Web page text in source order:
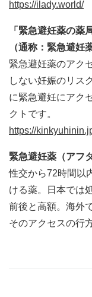
https://ilady.world/
「緊急避妊薬の薬
（通称：緊急避妊
緊急避妊薬のアク
しない妊娠のリス
に緊急避妊にアク
クトです。
https://
緊急避妊薬（アフ
性交から72時間以
ける薬。日本では
前後と高額。海外
そのアクセスの行